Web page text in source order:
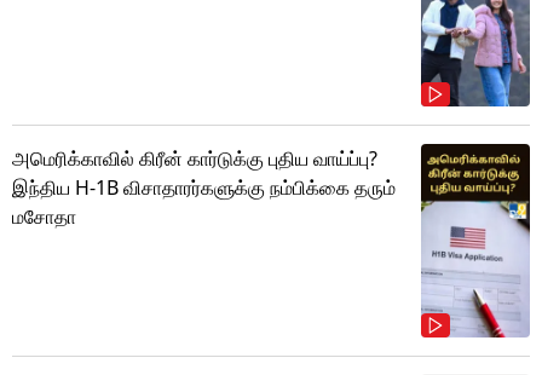
அமெரிக்காவில் கிரீன் கார்டுக்கு புதிய வாய்ப்பு?
இந்திய H-1B விசாதாரர்களுக்கு நம்பிக்கை தரும்
மசோதா